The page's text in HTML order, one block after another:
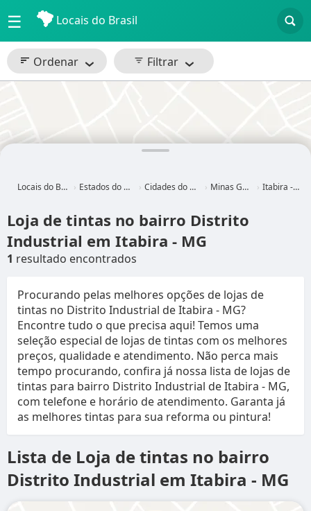
☰ Locais do Brasil
Ordenar Filtrar
Locais do Brasil Estados do Brasil Cidades do Brasil Minas Gerais Itabira - MG
Loja de tintas no bairro Distrito
Industrial em Itabira - MG
1 resultado encontrados
Procurando pelas melhores opções de lojas de
tintas no Distrito Industrial de Itabira - MG?
Encontre tudo o que precisa aqui! Temos uma
seleção especial de lojas de tintas com os melhores
preços, qualidade e atendimento. Não perca mais
tempo procurando, confira já nossa lista de lojas de
tintas para bairro Distrito Industrial de Itabira - MG,
com telefone e horário de atendimento. Garanta já
as melhores tintas para sua reforma ou pintura!
Lista de Loja de tintas no bairro
Distrito Industrial em Itabira - MG